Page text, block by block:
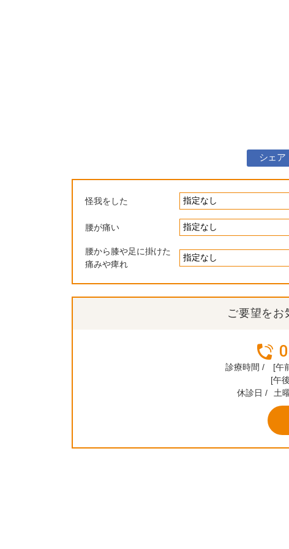
シェア
怪我をした
腰が痛い
腰から膝や足に掛けた
痛みや痺れ
ご要望をお
診療時間 /
[午
[午
休診日 /
土